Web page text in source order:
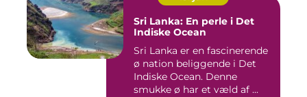
Sri Lanka: En perle i Det
Indiske Ocean
Sri Lanka er en fascinerende
ø nation beliggende i Det
Indiske Ocean. Denne
smukke ø har et væld af ...